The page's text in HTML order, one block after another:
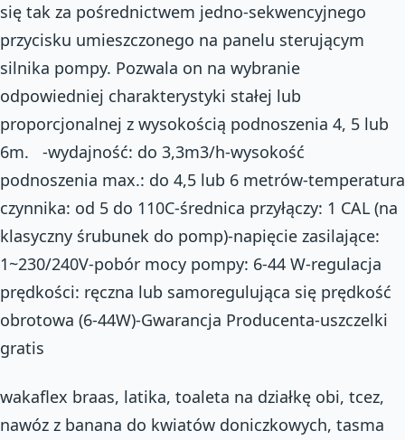
się tak za pośrednictwem jedno-sekwencyjnego
przycisku umieszczonego na panelu sterującym
silnika pompy. Pozwala on na wybranie
odpowiedniej charakterystyki stałej lub
proporcjonalnej z wysokością podnoszenia 4, 5 lub
6m. -wydajność: do 3,3m3/h-wysokość
podnoszenia max.: do 4,5 lub 6 metrów-temperatura
czynnika: od 5 do 110C-średnica przyłączy: 1 CAL (na
klasyczny śrubunek do pomp)-napięcie zasilające:
1~230/240V-pobór mocy pompy: 6-44 W-regulacja
prędkości: ręczna lub samoregulująca się prędkość
obrotowa (6-44W)-Gwarancja Producenta-uszczelki
gratis
wakaflex braas, latika, toaleta na działkę obi, tcez,
nawóz z banana do kwiatów doniczkowych, tasma